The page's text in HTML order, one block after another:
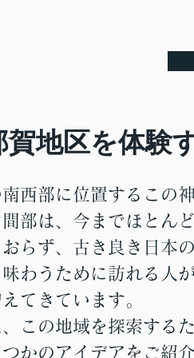
賀地区を体験
西部に位置するこの
部は、今までほとん
らず、古き良き日本
わうために訪れる人
てきています。
、この地域を探索する
かのアイデアをご紹